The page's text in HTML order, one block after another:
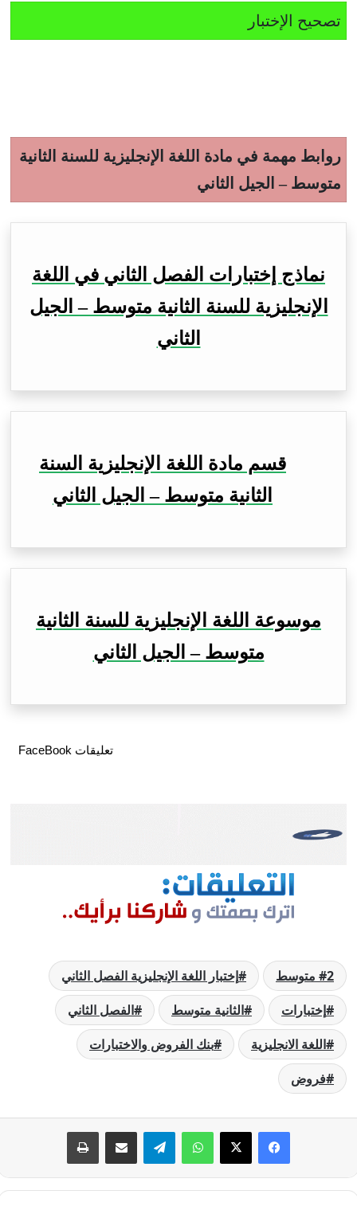
تصحيح الإختبار
روابط مهمة في مادة اللغة الإنجليزية للسنة الثانية
متوسط – الجيل الثاني
نماذج إختبارات الفصل الثاني في اللغة
الإنجليزية للسنة الثانية متوسط – الجيل
الثاني
قسم مادة اللغة الإنجليزية السنة
الثانية متوسط – الجيل الثاني
موسوعة اللغة الإنجليزية للسنة الثانية
متوسط – الجيل الثاني
تعليقات FaceBook
2 متوسط
إختبار اللغة الإنجليزية الفصل الثاني
إختبارات
الثانية متوسط
الفصل الثاني
اللغة الانجليزية
بنك الفروض والاختبارات
فروض
فيسبوك
‫X واتسابتيلقراممشاركة عبر البريد طباعة